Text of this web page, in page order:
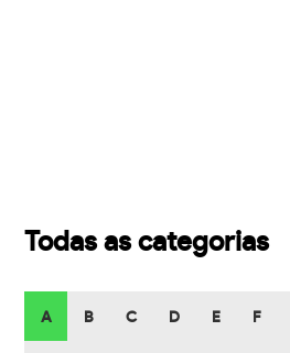
Todas as categorias
A B C D E F